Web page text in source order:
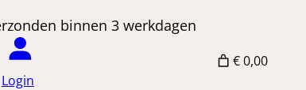
binnen 3 werkdagen
Login
€ 0,00